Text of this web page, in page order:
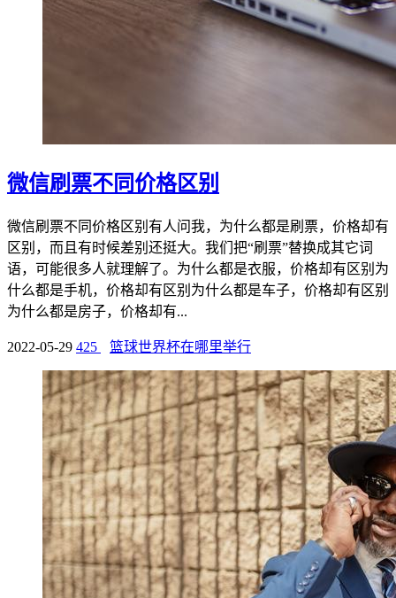
微信刷票不同价格区别
微信刷票不同价格区别有人问我，为什么都是刷票，价格却有
区别，而且有时候差别还挺大。我们把“刷票”替换成其它词
语，可能很多人就理解了。为什么都是衣服，价格却有区别为
什么都是手机，价格却有区别为什么都是车子，价格却有区别
为什么都是房子，价格却有...
2022-05-29 425 篮球世界杯在哪里举行